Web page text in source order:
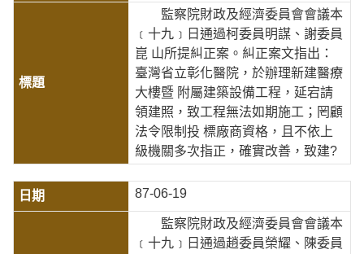
監察院財政及經濟委員會會議本
﹝十九﹞日通過柯委員明謀、謝委員
崑 山所提糾正案。糾正案文指出：
臺灣省立彰化醫院，於辦理新建醫療
大樓暨 附屬建築設備工程，延宕請
領建照，致工程無法如期施工；罔顧
法令限制投 標廠商資格，且不依上
級機關多次指正，確實改善，致建?
87-06-19
監察院財政及經濟委員會會議本
﹝十九﹞日通過趙委員榮耀、陳委員